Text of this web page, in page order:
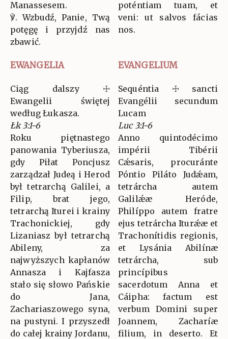
Manassesem.
℣. Wzbudź, Panie, Twą
potęgę i przyjdź nas
zbawić.
poténtiam tuam, et
veni: ut salvos fácias
nos.
EWANGELIA EVANGELIUM
Ciąg dalszy ☩
Ewangelii świętej
według Łukasza.
Łk 3:1-6
Roku piętnastego
panowania Tyberiusza,
gdy Piłat Poncjusz
zarządzał Judeą i Herod
był tetrarchą Galilei, a
Filip, brat jego,
tetrarchą Iturei i krainy
Trachonickiej, gdy
Lizaniasz był tetrarchą
Abileny, za
najwyższych kapłanów
Annasza i Kajfasza
stało się słowo Pańskie
do Jana,
Zachariaszowego syna,
na pustyni. I przyszedł
do całej krainy Jordanu,
Sequéntia ☩ sancti
Evangélii secundum
Lucam
Luc 3:1-6
Anno quintodécimo
impérii Tibérii
Cǽsaris, procuránte
Póntio Piláto Judǽam,
tetrárcha autem
Galilǽæ Heróde,
Philíppo autem fratre
ejus tetrárcha Iturǽæ et
Trachonítidis regionis,
et Lysánia Abilínæ
tetrárcha, sub
princípibus
sacerdotum Anna et
Cáipha: factum est
verbum Domini super
Joannem, Zacharíæ
filium, in deserto. Et